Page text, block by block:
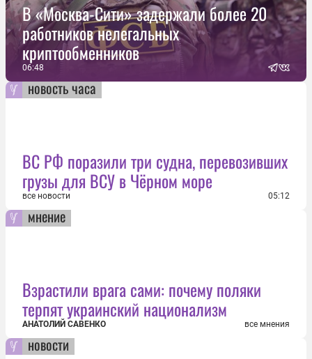
В «Москва-Сити» задержали более 20
работников нелегальных
криптообменников
06:48
новость часа
ВС РФ поразили три судна, перевозивших
грузы для ВСУ в Чёрном море
все новости 05:12
мнение
Взрастили врага сами: почему поляки
терпят украинский национализм
АНАТОЛИЙ САВЕНКО все мнения
новости